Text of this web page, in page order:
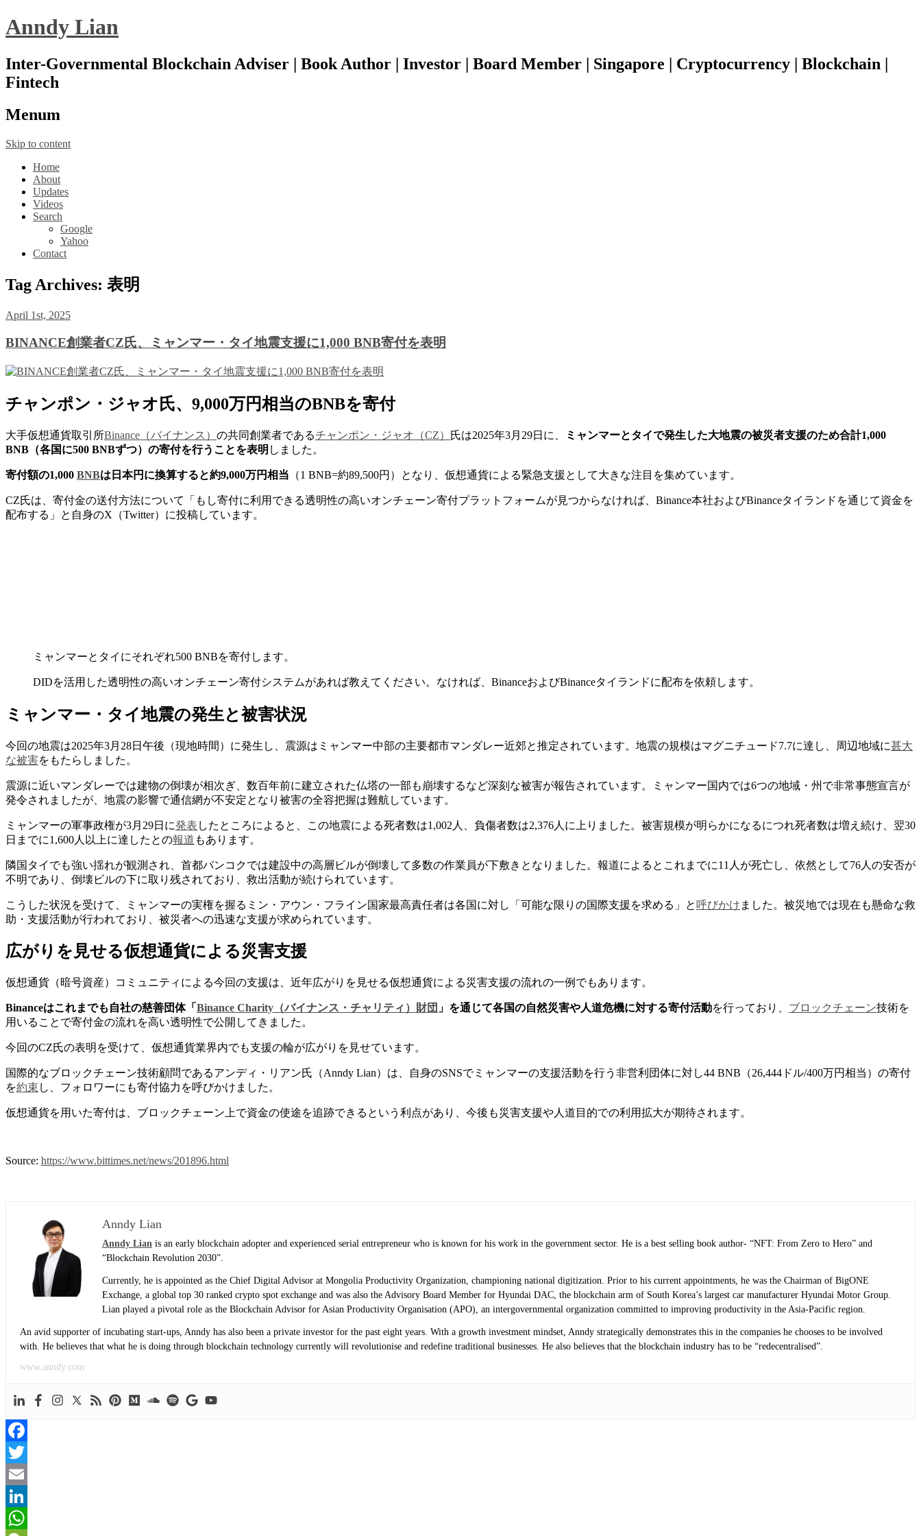
Anndy Lian
Inter-Governmental Blockchain Adviser | Book Author | Investor | Board Member | Singapore | Cryptocurrency | Blockchain |
Fintech
Menum
Skip to content
Home
About
Updates
Videos
Search
Google
Yahoo
Contact
Tag Archives: 表明
April 1st, 2025
BINANCE創業者CZ氏、ミャンマー・タイ地震支援に1,000 BNB寄付を表明
チャンポン・ジャオ氏、9,000万円相当のBNBを寄付
大手仮想通貨取引所Binance（バイナンス） の共同創業者であるチャンポン・ジャオ（CZ） 氏は2025年3月29日に、
ミャンマーとタイで発生した大地震の被災者支援のため合計1,000
BNB（各国に500 BNBずつ）の寄付を行うことを表明 しました​。
寄付額の1,000 BNBは日本円に換算すると約9,000万円相当 （1 BNB=約89,500円）となり、仮想通貨による緊急支援として大きな注目を集めています。
CZ氏は、寄付金の送付方法について「もし寄付に利用できる透明性の高いオンチェーン寄付プラットフォームが見つからなければ、Binance本社およびBinanceタイランドを通じて資金を
配布する」と自身のX（Twitter）に投稿しています​。
ミャンマーとタイにそれぞれ500 BNBを寄付します。
DIDを活用した透明性の高いオンチェーン寄付システムがあれば教えてください。なければ、BinanceおよびBinanceタイランドに配布を依頼します。
ミャンマー・タイ地震の発生と被害状況
今回の地震は2025年3月28日午後（現地時間）に発生し、震源はミャンマー中部の主要都市マンダレー近郊と推定されています​。地震の規模はマグニチュード7.7に達し、周辺地域に甚大
な被害をもたらしました​。
震源に近いマンダレーでは建物の倒壊が相次ぎ、数百年前に建立された仏塔の一部も崩壊するなど深刻な被害が報告されています​。ミャンマー国内では6つの地域・州で非常事態宣言が
発令されましたが、地震の影響で通信網が不安定となり被害の全容把握は難航しています​。
ミャンマーの軍事政権が3月29日に発表 したところによると、この地震による死者数は1,002人、負傷者数は2,376人に上りました​。被害規模が明らかになるにつれ死者数は増え続け、翌30
日までに1,600人以上に達したとの報道 もあります​。
隣国タイでも強い揺れが観測され、首都バンコクでは建設中の高層ビルが倒壊して多数の作業員が下敷きとなりました。報道によるとこれまでに11人が死亡し、依然として76人の安否が
不明であり、倒壊ビルの下に取り残されており、救出活動が続けられています​。
こうした状況を受けて、ミャンマーの実権を握るミン・アウン・フライン国家最高責任者は各国に対し「可能な限りの国際支援を求める」と 呼びかけ ました​。被災地では現在も懸命な救
助・支援活動が行われており、被災者への迅速な支援が求められています。
広がりを見せる仮想通貨による災害支援
仮想通貨（暗号資産）コミュニティによる今回の支援は、近年広がりを見せる仮想通貨による災害支援の流れの一例でもあります。
Binanceはこれまでも自社の慈善団体「 Binance Charity（バイナンス・チャリティ）財団 」を通じて各国の自然災害や人道危機に対する寄付活動を行っており、 ブロックチェーン技術を
用いることで寄付金の流れを高い透明性で公開してきました​。
今回のCZ氏の表明を受けて、仮想通貨業界内でも支援の輪が広がりを見せています。
国際的なブロックチェーン技術顧問であるアンディ・リアン氏（Anndy Lian）は、自身のSNSでミャンマーの支援活動を行う非営利団体に対し44 BNB（26,444ドル/400万円相当）の寄付
を約束 し、フォロワーにも寄付協力を呼びかけました​。
仮想通貨を用いた寄付は、ブロックチェーン上で資金の使途を追跡できるという利点があり、今後も災害支援や人道目的での利用拡大が期待されます。
Source: https://www.bittimes.net/news/201896.html
Anndy Lian
Anndy Lian is an early blockchain adopter and experienced serial entrepreneur who is known for his work in the government sector. He is a best selling book author- “NFT: From Zero to Hero” and
“Blockchain Revolution 2030”.
Currently, he is appointed as the Chief Digital Advisor at Mongolia Productivity Organization, championing national digitization. Prior to his current appointments, he was the Chairman of BigONE
Exchange, a global top 30 ranked crypto spot exchange and was also the Advisory Board Member for Hyundai DAC, the blockchain arm of South Korea’s largest car manufacturer Hyundai Motor Group.
Lian played a pivotal role as the Blockchain Advisor for Asian Productivity Organisation (APO), an intergovernmental organization committed to improving productivity in the Asia-Pacific region.
An avid supporter of incubating start-ups, Anndy has also been a private investor for the past eight years. With a growth investment mindset, Anndy strategically demonstrates this in the companies he chooses to be involved
with. He believes that what he is doing through blockchain technology currently will revolutionise and redefine traditional businesses. He also believes that the blockchain industry has to be “redecentralised”.
www.anndy.com
Facebook
Twitter
Email
LinkedIn